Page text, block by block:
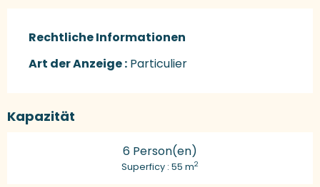
Rechtliche Informationen
Rechtliche Informationen
Art der Anzeige : Particulier
Kapazität
6 Person(en)
Superficy : 55 m2